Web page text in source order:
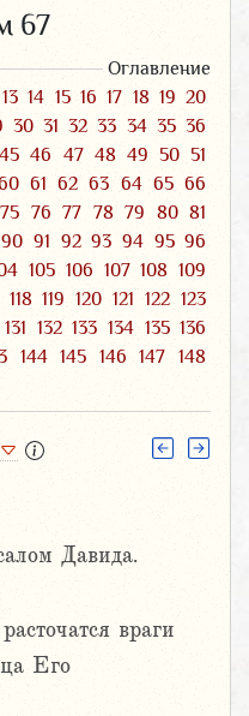
67
Оглавление
13 14 15 16 17 18 19 20
30 31 32 33 34 35 36
45 46 47 48 49 50 51
61 62 63 64 65 66
75 76 77 78 79 80 81
90 91 92 93 94 95 96
105 106 107 108 109
118 119 120 121 122 123
131 132 133 134 135 136
144 145 146 147
148
Давида.
враги
Его